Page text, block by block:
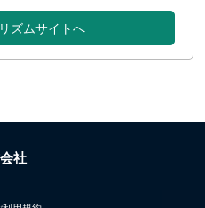
ズムサイトへ
社